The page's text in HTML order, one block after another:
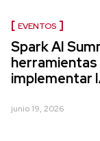
EVENTOS
Spark AI
implementar
junio 19, 2026